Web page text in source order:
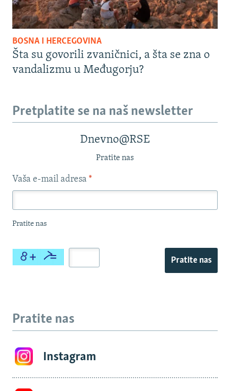
BOSNA I HERCEGOVINA
Šta su govorili zvaničnici, a šta se zna o
vandalizmu u Međugorju?
Pretplatite se na naš newsletter
Dnevno@RSE
Pratite nas
Vaša e-mail adresa *
Pratite nas
Pratite nas
Pratite nas
Instagram